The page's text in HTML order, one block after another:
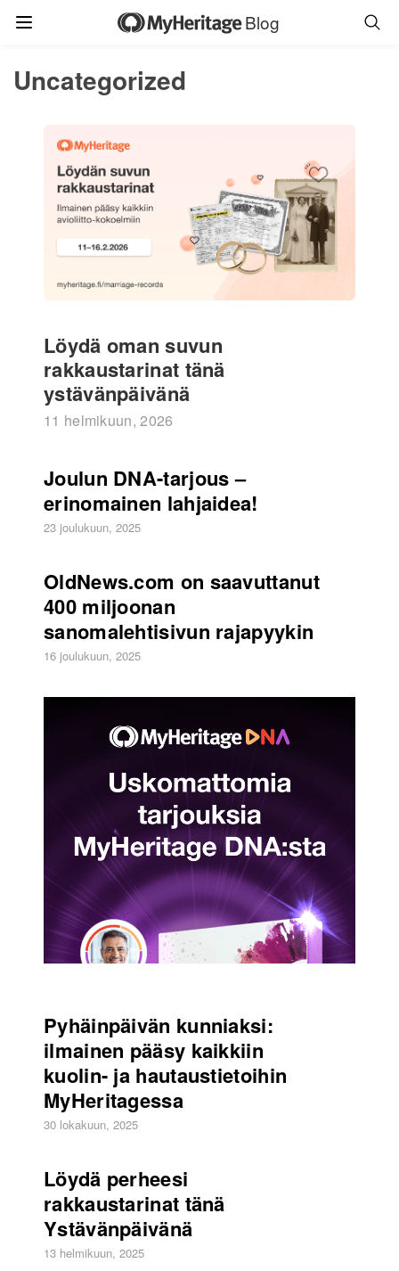
Blog
Uncategorized
Löydä oman suvun
rakkaustarinat tänä
ystävänpäivänä
11 helmikuun, 2026
Joulun DNA-tarjous –
erinomainen lahjaidea!
23 joulukuun, 2025
OldNews.com on saavuttanut
400 miljoonan
sanomalehtisivun rajapyykin
16 joulukuun, 2025
Pyhäinpäivän kunniaksi:
ilmainen pääsy kaikkiin
kuolin- ja hautaustietoihin
MyHeritagessa
30 lokakuun, 2025
Löydä perheesi
rakkaustarinat tänä
Ystävänpäivänä
13 helmikuun, 2025